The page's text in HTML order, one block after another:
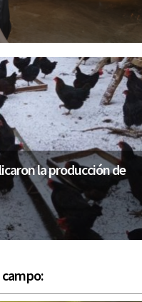
la producción de